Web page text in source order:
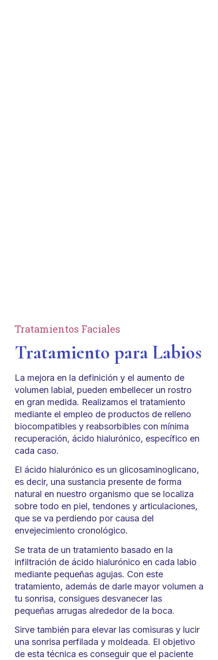
Tratamientos Faciales
Tratamiento para Labios
La mejora en la definición y el aumento de
volumen labial, pueden embellecer un rostro
en gran medida. Realizamos el tratamiento
mediante el empleo de productos de relleno
biocompatibles y reabsorbibles con mínima
recuperación, ácido hialurónico, específico en
cada caso.
El ácido hialurónico es un glicosaminoglicano,
es decir, una sustancia presente de forma
natural en nuestro organismo que se localiza
sobre todo en piel, tendones y articulaciones,
que se va perdiendo por causa del
envejecimiento cronológico.
Se trata de un tratamiento basado en la
infiltración de ácido hialurónico en cada labio
mediante pequeñas agujas. Con este
tratamiento, además de darle mayor volumen a
tu sonrisa, consigues desvanecer las
pequeñas arrugas alrededor de la boca.
Sirve también para elevar las comisuras y lucir
una sonrisa perfilada y moldeada. El objetivo
de esta técnica es conseguir que el paciente